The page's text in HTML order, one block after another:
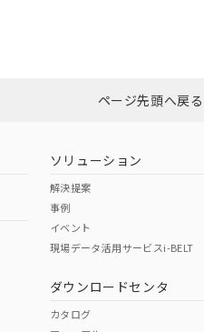
ロードはこちら
（日本
（アメリカ
その他の認
ページ先頭へ戻る
ソリューション
解決提案
事例
イベント
現場データ活用サービスi-BELT
ダウンロードセンタ
カタログ